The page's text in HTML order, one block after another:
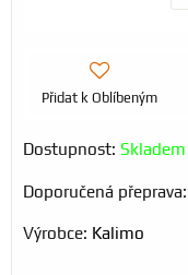
Přidat k Oblíbeným
Dostupnost: Skladem
Výrobce: Kalimo